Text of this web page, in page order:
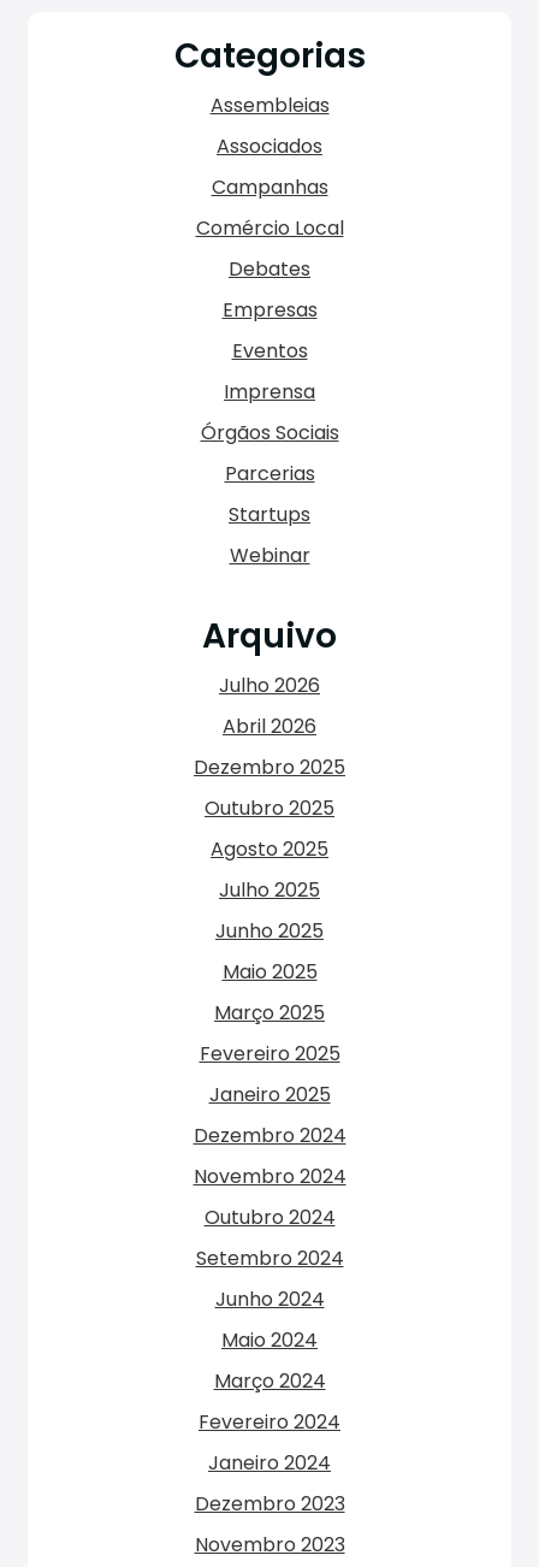
Categorias
Assembleias
Associados
Campanhas
Comércio Local
Debates
Empresas
Eventos
Imprensa
Órgãos Sociais
Parcerias
Startups
Webinar
Arquivo
Julho 2026
Abril 2026
Dezembro 2025
Outubro 2025
Agosto 2025
Julho 2025
Junho 2025
Maio 2025
Março 2025
Fevereiro 2025
Janeiro 2025
Dezembro 2024
Novembro 2024
Outubro 2024
Setembro 2024
Junho 2024
Maio 2024
Março 2024
Fevereiro 2024
Janeiro 2024
Dezembro 2023
Novembro 2023